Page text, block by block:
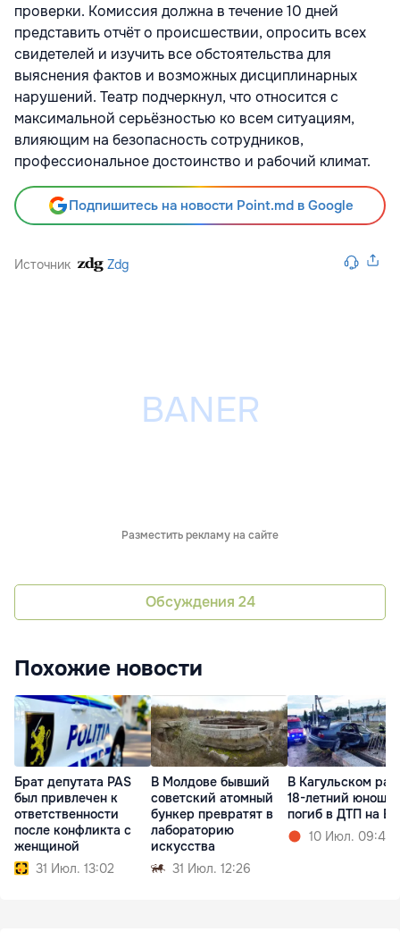
проверки. Комиссия должна в течение 10 дней
представить отчёт о происшествии, опросить всех
свидетелей и изучить все обстоятельства для
выяснения фактов и возможных дисциплинарных
нарушений. Театр подчеркнул, что относится с
максимальной серьёзностью ко всем ситуациям,
влияющим на безопасность сотрудников,
профессиональное достоинство и рабочий климат.
Подпишитесь на новости Point.md в Google
Источник Zdg
Разместить рекламу на сайте
Обсуждения 24
Похожие новости
Брат депутата PAS
был привлечен к
ответственности
после конфликта с
женщиной
31 Июл. 13:02
В Молдове бывший
советский атомный
бункер превратят в
лабораторию
искусства
31 Июл. 12:26
В Кагульском
18-летний юноша
погиб в ДТП на
10 Июл. 09:44